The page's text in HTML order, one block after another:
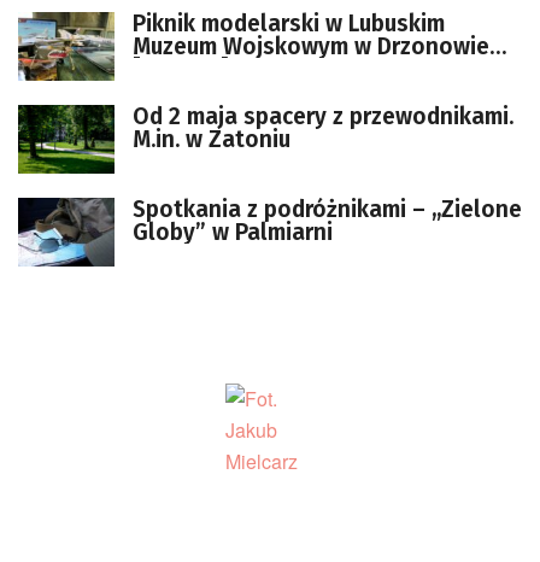
Piknik modelarski w Lubuskim
Muzeum Wojskowym w Drzonowie
Od 2 maja spacery z przewodnikami.
M.in. w Zatoniu
Spotkania z podróżnikami – ,,Zielone
Globy” w Palmiarni